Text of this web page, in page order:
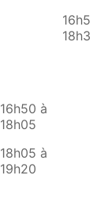
16h50
18h30
16h50 à
18h05
18h05 à
19h20